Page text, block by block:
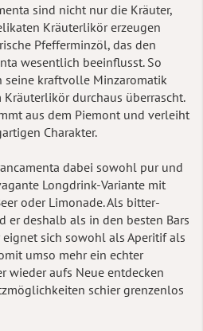
sind nicht nur die Kräuter,
Kräuterlikör erzeugen
Pfefferminzöl, das den
wesentlich beeinflusst. So
seine kraftvolle Minzaromatik
durchaus überrascht.
aus dem Piemont und verleiht
Charakter.
dabei sowohl pur und
Longdrink-Variante mit
oder Limonade. Als bitter-
er deshalb als in den besten Bars
eignet sich sowohl als Aperitif als
umso mehr ein echter
wieder aufs Neue entdecken
schier grenzenlos